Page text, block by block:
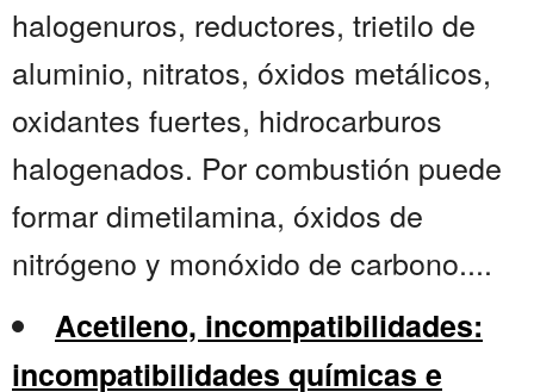
halogenuros, reductores, trietilo de
aluminio, nitratos, óxidos metálicos,
oxidantes fuertes, hidrocarburos
halogenados. Por combustión puede
formar dimetilamina, óxidos de
nitrógeno y monóxido de carbono....
Acetileno, incompatibilidades:
incompatibilidades químicas e